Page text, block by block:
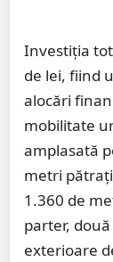
Investiția
de lei, fiind
alocări
mobilitate
amplasată
metri
1.360 de
parter,
exterioare